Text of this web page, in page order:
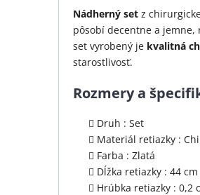
Nádherný set z
pôsobí decentne a
set vyrobený je kvalitná
starostlivosť.
Rozmery a
Druh : Set
Materiál retiazky :
Farba : Zlatá
Dĺžka retiazky : 44 cm
Hrúbka retiazky : 0,2